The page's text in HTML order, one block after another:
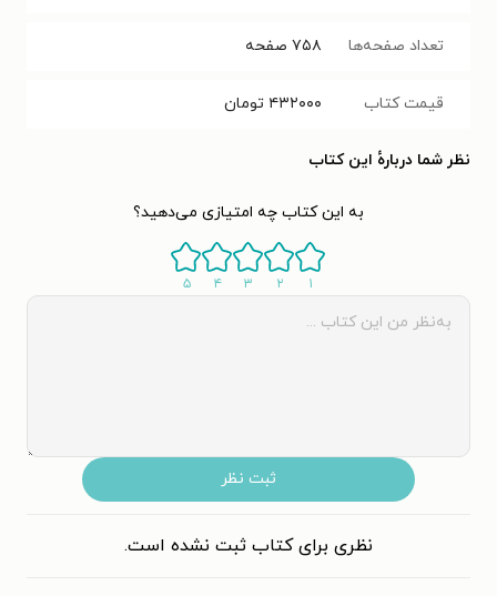
تعداد صفحه‌ها ۷۵۸ صفحه
قیمت کتاب ۴۳۲۰۰۰ تومان
نظر شما دربارهٔ این کتاب
به این کتاب چه امتیازی می‌دهید؟
۱ ۲ ۳ ۴ ۵
ثبت نظر
نظری برای کتاب ثبت نشده است.